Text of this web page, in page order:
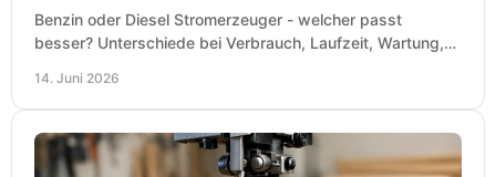
Benzin oder Diesel Stromerzeuger - welcher passt
besser? Unterschiede bei Verbrauch, Laufzeit, Wartung,
14. Juni 2026